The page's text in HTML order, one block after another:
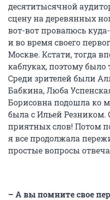
десятитысячной
сцену на деревянных
вот-вот провалюсь
и во время своего
Москве. Кстати, тогда
каблуках, поэтому
Среди зрителей были
Бабкина, Люба
Борисовна подошла ко
была с Ильей Резником.
приятных слов! Потом
я все продолжала
простые вопросы
– А вы помните свое